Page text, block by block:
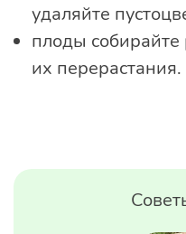
удаляйте
плоды собирайте
их перерастания.